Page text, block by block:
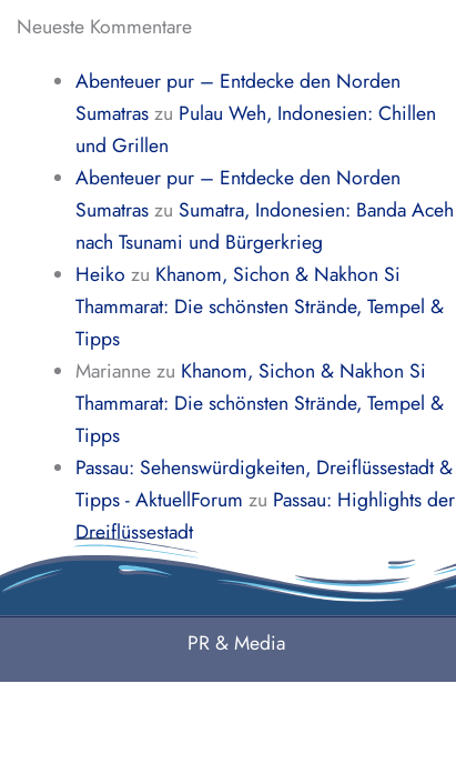
Neueste Kommentare
Abenteuer pur – Entdecke den Norden
Sumatraszu Pulau Weh, Indonesien: Chillen
und Grillen
Abenteuer pur – Entdecke den Norden
Sumatraszu Sumatra, Indonesien: Banda Aceh
nach Tsunami und Bürgerkrieg
Heiko zu Khanom, Sichon & Nakhon Si
Thammarat: Die schönsten Strände, Tempel &
Tipps
Mariannezu Khanom, Sichon & Nakhon Si
Thammarat: Die schönsten Strände, Tempel &
Tipps
Passau: Sehenswürdigkeiten, Dreiflüssestadt &
Tipps - AktuellForum zu Passau: Highlights der
Dreiflüssestadt
PR & Media